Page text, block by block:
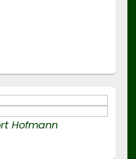
Hofmann